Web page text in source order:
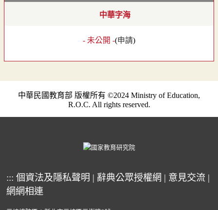
中華字海
- 未公開 -(申請)
中華民國教育部 版權所有 ©2024 Ministry of Education,
R.O.C. All rights reserved.
::: 個資法及隱私聲明 | 辭典公眾授權網 | 意見交流 |
網網相連